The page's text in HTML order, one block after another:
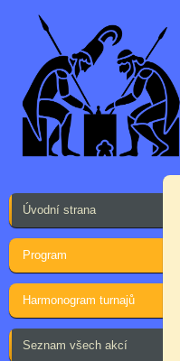
Úvodní strana
Program
Harmonogram turnajů
Seznam všech akcí